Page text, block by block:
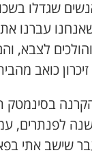
שגדלו
עברנו
לצבא,
כואב
בסינמטק
לציון 30 שנה
שישב אתי